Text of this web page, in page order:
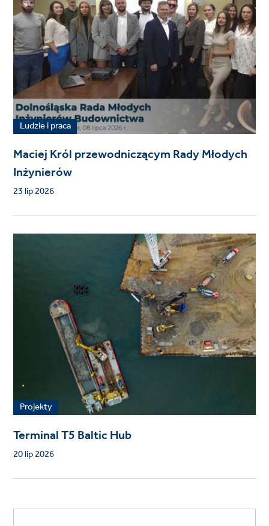
Ludzie i praca
Maciej Król przewodniczącym Rady Młodych
Inżynierów
23 lip 2026
Projekty
Terminal T5 Baltic Hub
20 lip 2026